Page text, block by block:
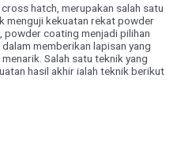
hatch, merupakan salah satu
menguji kekuatan rekat powder
powder coating menjadi pilihan
memberikan lapisan yang
Salah satu teknik yang
hasil akhir ialah teknik berikut